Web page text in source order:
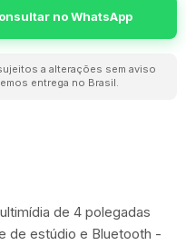
no WhatsApp
a alterações sem aviso
entrega no Brasil.
de 4 polegadas
de estúdio e Bluetooth -